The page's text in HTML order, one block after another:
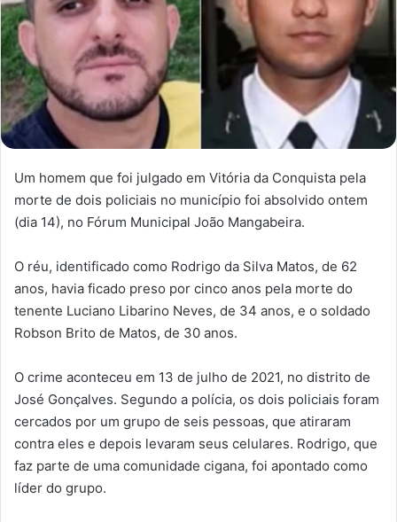
Um homem que foi julgado em Vitória da Conquista pela
morte de dois policiais no município foi absolvido ontem
(dia 14), no Fórum Municipal João Mangabeira.
O réu, identificado como Rodrigo da Silva Matos, de 62
anos, havia ficado preso por cinco anos pela morte do
tenente Luciano Libarino Neves, de 34 anos, e o soldado
Robson Brito de Matos, de 30 anos.
O crime aconteceu em 13 de julho de 2021, no distrito de
José Gonçalves. Segundo a polícia, os dois policiais foram
cercados por um grupo de seis pessoas, que atiraram
contra eles e depois levaram seus celulares. Rodrigo, que
faz parte de uma comunidade cigana, foi apontado como
líder do grupo.